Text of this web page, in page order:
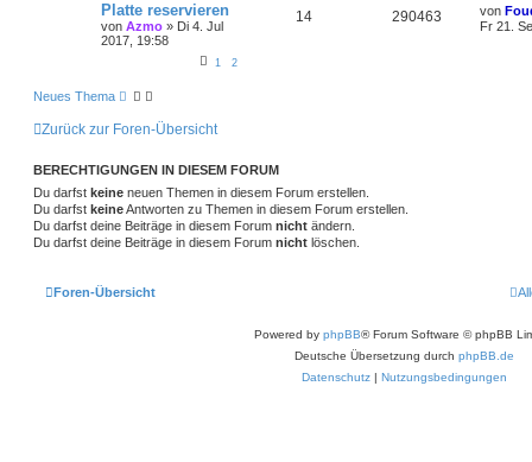
e
r
t
c
e
Platte reservieren
von Azmo » Di 4. Jul
2017, 19:58
1 2
14 290463 von
Fr 21.
Neues Thema
Zurück zur Foren-Übersicht
BERECHTIGUNGEN IN DIESEM FORUM
Du darfst keine neuen Themen in diesem Forum erstellen.
Du darfst keineAntworten zu Themen in diesem Forum erstellen.
Du darfst deine Beiträge in diesem Forum nicht ändern.
Du darfst deine Beiträge in diesem Forum nicht löschen.
Foren-Übersicht
Powered by phpBB® Forum Software © phpBB
Deutsche Übersetzung durch phpBB.de
Datenschutz | Nutzungsbedingungen